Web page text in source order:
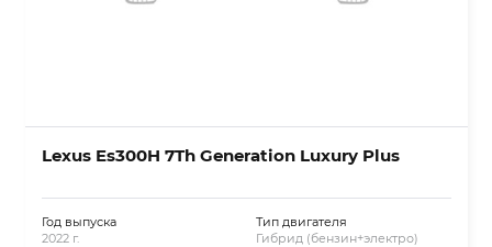
Lexus Es300H 7Th Generation Luxury Plus
Год выпуска
2022 г.
Тип двигателя
Гибрид (бензин+электро)